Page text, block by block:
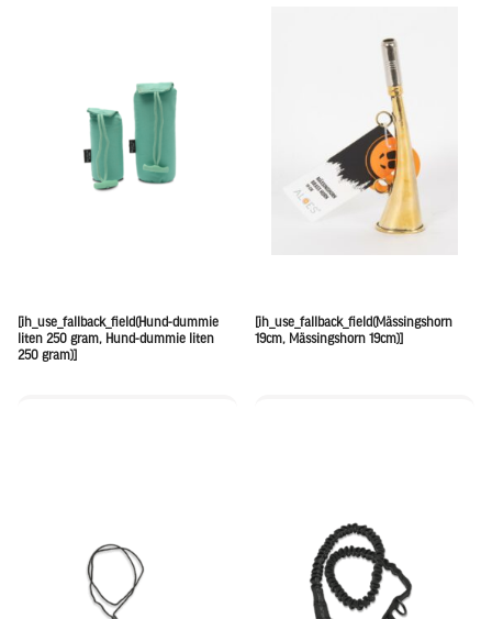
[ih_use_fallback_field(Hund-dummie
liten 250 gram, Hund-dummie liten
250 gram)]
[ih_use_fallback_field(Mässingshorn
19cm, Mässingshorn 19cm)]